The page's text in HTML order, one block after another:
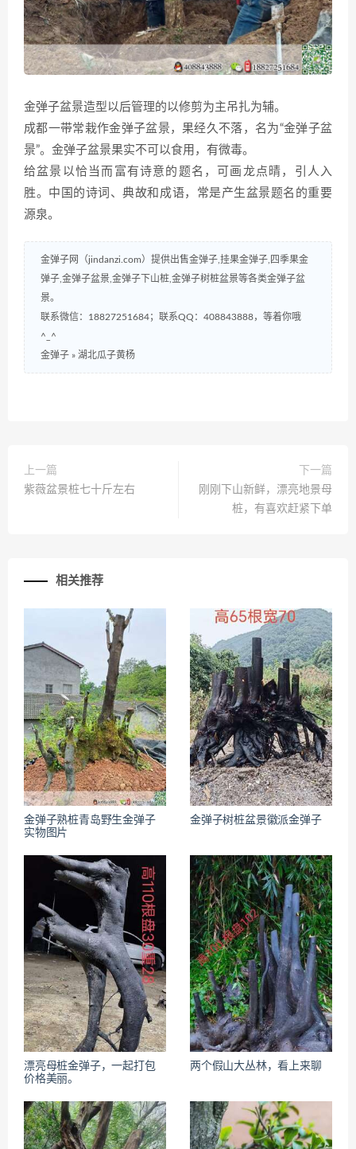
金弹子盆景造型以后管理的以修剪为主吊扎为辅。
成都一带常栽作金弹子盆景，果经久不落，名为“金弹子盆
景”。金弹子盆景果实不可以食用，有微毒。
给盆景以恰当而富有诗意的题名，可画龙点晴，引人入
胜。中国的诗词、典故和成语，常是产生盆景题名的重要
源泉。
金弹子网（jindanzi.com）提供出售金弹子,挂果金弹子,四季果金
弹子,金弹子盆景,金弹子下山桩,金弹子树桩盆景等各类金弹子盆
景。
联系微信：18827251684；联系QQ：408843888，等着你哦
^_^
金弹子 » 湖北瓜子黄杨
上一篇
紫薇盆景桩七十斤左右
下一篇
刚刚下山新鲜，漂亮地景母
桩，有喜欢赶紧下单
相关推荐
金弹子熟桩青岛野生金弹子
实物图片
金弹子树桩盆景徽派金弹子
漂亮母桩金弹子，一起打包
价格美丽。
两个假山大丛林，看上来聊